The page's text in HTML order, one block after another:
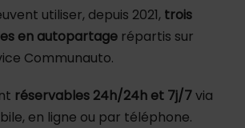
utiliser, depuis 2021, trois
en autopartage répartis sur
Communauto.
réservables 24h/24h et 7j/7via
en ligne ou par téléphone.